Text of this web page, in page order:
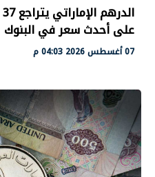
على أحدث سعر في البنوك
07 أغسطس 2026 04:03 م